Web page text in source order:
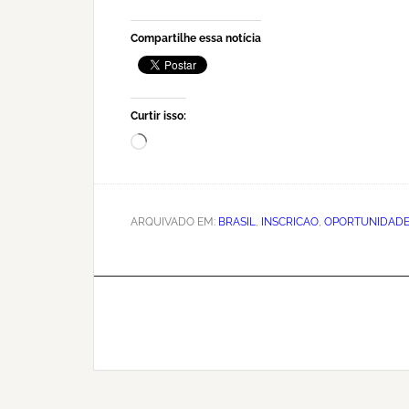
Compartilhe essa notícia
Curtir isso:
Carregando...
ARQUIVADO EM: BRASIL, INSCRICAO,